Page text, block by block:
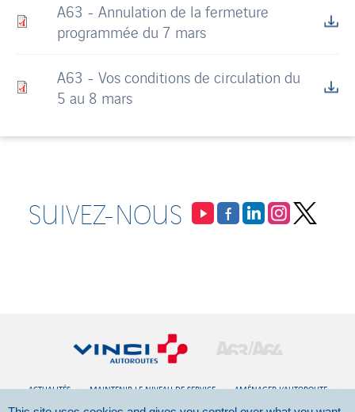
A63 - Annulation de la fermeture
programmée du 7 mars
A63 - Vos conditions de circulation du
5 au 8 mars
SUIVEZ-NOUS
ACTUALITÉS MAINTENIR LE NIVEAU DE SERVICE AMÉNAGER L’AUTOROUTE